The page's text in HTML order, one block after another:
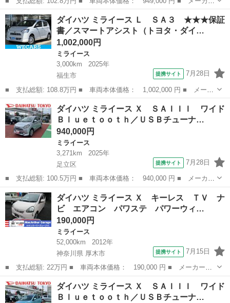
名： ダイハツ ■ 車種名： ミライース ■ グレード名： Ｌ Ｓ
Ａ３ ★★★保証書／スマートアシスト（トヨタ・ダイハツ）／車線
逸脱防止支...
東京 福生市 ミライース
ダイハツ ミライース Ｌ ＳＡ３ ★★★保証
書／スマートアシスト（トヨタ・ダイ…
1,002,000円
ミライース
3,000km
2025年
福生市
提携サイト 7月28日
■ 支払総額: 108.8万円 ■ 車両本体価格： 1,002,000 円 ■ メーカ
ー名： ダイハツ ■ 車種名： ミライース ■ グレード名： Ｌ
ＳＡ３ ★★★保証書／スマートアシスト（トヨタ・ダイハツ）／Ｅ
ＢＤ付Ａ...
東京 福生市 ミライース
ダイハツ ミライース Ｘ ＳＡＩＩＩ ワイド
Ｂｌｕｅｔｏｏｔｈ／ＵＳＢチューナ…
940,000円
ミライース
3,271km
2025年
足立区
提携サイト 7月28日
■ 支払総額: 100.5万円 ■ 車両本体価格： 940,000 円 ■ メーカー
名： ダイハツ ■ 車種名： ミライース ■ グレード名： Ｘ Ｓ
ＡＩＩＩ ワイドＢｌｕｅｔｏｏｔｈ／ＵＳＢチューナー 保証 新
車保証・ま...
東京 足立区 ミライース
ダイハツ ミライース Ｘ キーレス ＴＶ ナ
ビ エアコン パワステ パワーウィ…
190,000円
ミライース
52,000km
2012年
神奈川県 厚木市
提携サイト 7月15日
■ 支払総額: 22万円 ■ 車両本体価格： 190,000 円 ■ メーカー
名： ダイハツ ■ 車種名： ミライース ■ グレード名： Ｘ キ
ーレス ＴＶ ナビ エアコン パワステ パワーウィンドウ ■ 排
気量： 660...
神奈川 厚木市 ミライース
ダイハツ ミライース Ｘ ＳＡＩＩＩ ワイド
Ｂｌｕｅｔｏｏｔｈ／ＵＳＢチューナ…